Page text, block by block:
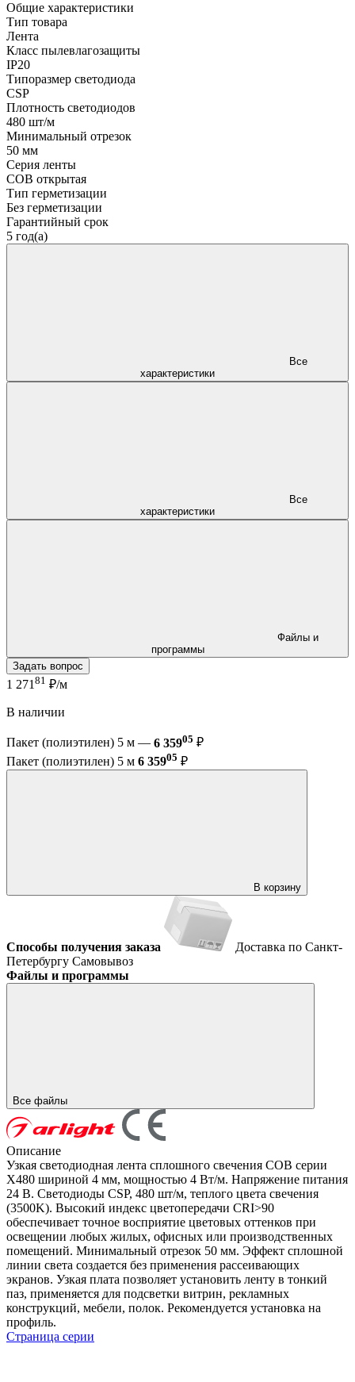
Общие характеристики
Тип товара
Лента
Класс пылевлагозащиты
IP20
Типоразмер светодиода
CSP
Плотность светодиодов
480 шт/м
Минимальный отрезок
50 мм
Серия ленты
COB открытая
Тип герметизации
Без герметизации
Гарантийный срок
5 год(а)
характеристики
характеристики
программы
Задать вопрос
1 271 81 ₽/м
В наличии
Пакет (полиэтилен) 5 м — 6 35905 ₽
Пакет (полиэтилен) 5 м 6 35905 ₽
В корзину
Способы получения заказа
Доставка по Санкт-
Петербургу Самовывоз
Файлы и программы
Все файлы
Описание
Узкая светодиодная лента сплошного свечения COB серии
X480 шириной 4 мм, мощностью 4 Вт/м. Напряжение питания
24 В. Светодиоды CSP, 480 шт/м, теплого цвета свечения
(3500K). Высокий индекс цветопередачи CRI>90
обеспечивает точное восприятие цветовых оттенков при
освещении любых жилых, офисных или производственных
помещений. Минимальный отрезок 50 мм. Эффект сплошной
линии света создается без применения рассеивающих
экранов. Узкая плата позволяет установить ленту в тонкий
паз, применяется для подсветки витрин, рекламных
конструкций, мебели, полок. Рекомендуется установка на
профиль.
Страница серии